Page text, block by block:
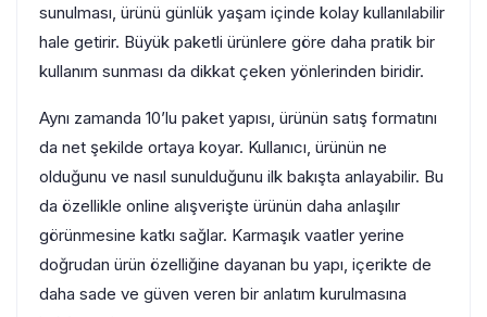
sunulması, ürünü günlük yaşam içinde kolay kullanılabilir
hale getirir. Büyük paketli ürünlere göre daha pratik bir
kullanım sunması da dikkat çeken yönlerinden biridir.
Aynı zamanda 10’lu paket yapısı, ürünün satış formatını
da net şekilde ortaya koyar. Kullanıcı, ürünün ne
olduğunu ve nasıl sunulduğunu ilk bakışta anlayabilir. Bu
da özellikle online alışverişte ürünün daha anlaşılır
görünmesine katkı sağlar. Karmaşık vaatler yerine
doğrudan ürün özelliğine dayanan bu yapı, içerikte de
daha sade ve güven veren bir anlatım kurulmasına